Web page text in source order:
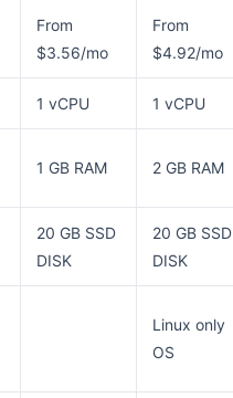
From
$3.56/mo
From
$4.92/mo
1 vCPU 1 vCPU
1 GB RAM 2 GB RAM
20 GB SSD
DISK
20 GB SSD
DISK
Linux only
OS